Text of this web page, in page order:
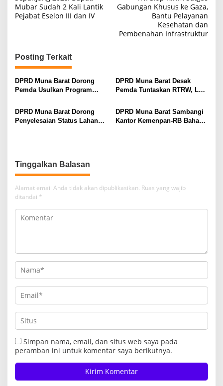
pos
Mubar Sudah 2 Kali Lantik
Pejabat Eselon III dan IV
Gabungan Khusus ke Gaza,
Bantu Pelayanan
Kesehatan dan
Pembenahan Infrastruktur
Posting Terkait
DPRD Muna Barat Dorong
Pemda Usulkan Program
LPG 3 Kg untuk Wilayah
Kepulauan
DPRD Muna Barat Desak
Pemda Tuntaskan RTRW, La
Tambang Pasir Harus Jelas
DPRD Muna Barat Dorong
Penyelesaian Status Lahan
DPRD Muna Barat Sambangi
Kantor Kemenpan-RB Bahas
Tinggalkan Balasan
Alamat email Anda tidak akan dipublikasikan. Ruas yang wajib
ditandai *
Simpan nama, email, dan situs web saya pada
peramban ini untuk komentar saya berikutnya.